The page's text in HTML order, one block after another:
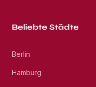
Beliebte Städte
Berlin
Hamburg